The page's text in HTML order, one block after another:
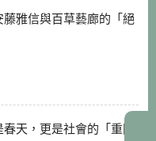
雅信與百草藝廊的「絕
天，更是社會的「重開